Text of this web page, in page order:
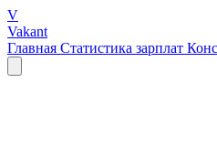
V
Vakant
Главная Статистика зарплат